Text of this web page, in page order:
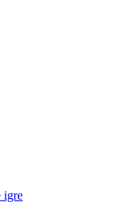
igre